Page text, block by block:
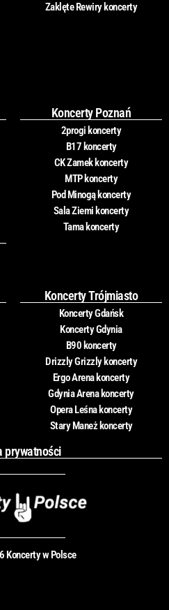
Zaklęte Rewiry koncerty
Koncerty Poznań
2progi koncerty
B17 koncerty
CK Zamek koncerty
MTP koncerty
Pod Minogą koncerty
Sala Ziemi koncerty
Tama koncerty
Koncerty Trójmiasto
Koncerty Gdańsk
Koncerty Gdynia
B90 koncerty
Drizzly Grizzly koncerty
Ergo Arena koncerty
Gdynia Arena koncerty
Opera Leśna koncerty
Stary Maneż koncerty
prywatności
w Polsce